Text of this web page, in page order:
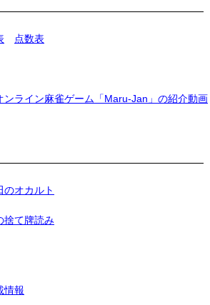
点数表
ンライン麻雀ゲーム「Maru-Jan」の紹介動画
のオカルト
捨て牌読み
情報